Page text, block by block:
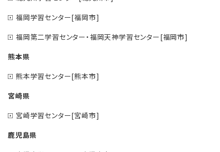
福岡学習センター[福岡市]
福岡第二学習センター・福岡天神学習センター[福岡市]
熊本県
熊本学習センター[熊本市]
宮崎県
宮崎学習センター[宮崎市]
鹿児島県